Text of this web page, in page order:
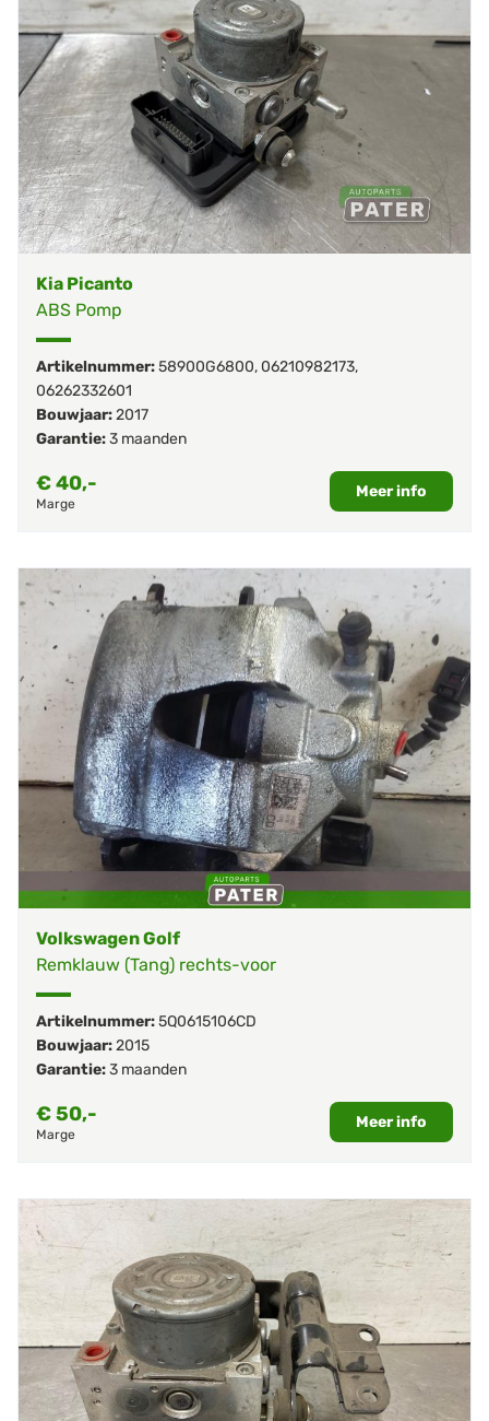
Kia Picanto
ABS Pomp
Artikelnummer:58900G6800,06210982173,
06262332601
Bouwjaar:2017
Garantie:3 maanden
€40,-
Marge
Meer info
Volkswagen Golf
Remklauw (Tang) rechts-voor
Artikelnummer:5Q0615106CD
Bouwjaar:2015
Garantie:3 maanden
€50,-
Marge
Meer info